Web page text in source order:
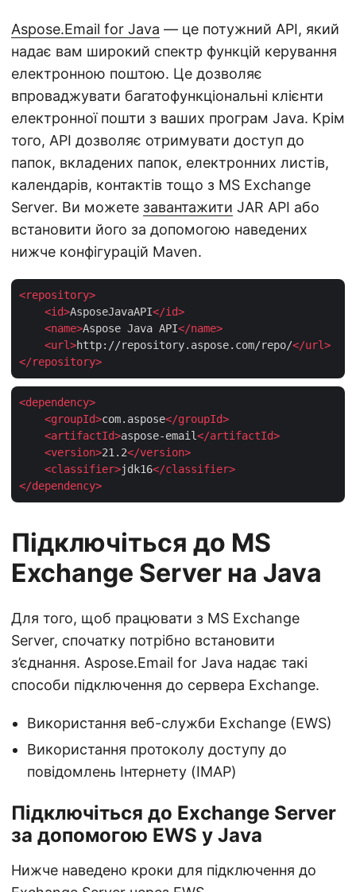
Aspose.Email for Java — це потужний API, який
надає вам широкий спектр функцій керування
електронною поштою. Це дозволяє
впроваджувати багатофункціональні клієнти
електронної пошти з ваших програм Java. Крім
того, API дозволяє отримувати доступ до
папок, вкладених папок, електронних листів,
календарів, контактів тощо з MS Exchange
Server. Ви можете завантажити JAR API або
встановити його за допомогою наведених
нижче конфігурацій Maven.
<repository>
<id>AsposeJavaAPI</id>
<name>Aspose Java API</name>
<url>http://repository.aspose.com/repo/</url>
</repository>
<dependency>
<groupId>com.aspose</groupId>
<artifactId>aspose-email</artifactId>
<version>21.2</version>
<classifier>jdk16</classifier>
</dependency>
Підключіться до MS
Exchange Server на Java
Для того, щоб працювати з MS Exchange
Server, спочатку потрібно встановити
з’єднання. Aspose.Email for Java надає такі
способи підключення до сервера Exchange.
Використання веб-служби Exchange (EWS)
Використання протоколу доступу до
повідомлень Інтернету (IMAP)
Підключіться до Exchange Server
за допомогою EWS у Java
Нижче наведено кроки для підключення до